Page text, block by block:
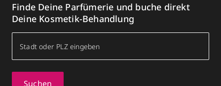
Finde Deine Parfümerie und buche direkt
Deine Kosmetik-Behandlung
Suchen